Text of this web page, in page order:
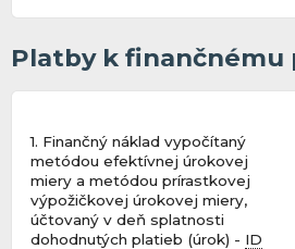
Platby k finančnému
1. Finančný náklad vypočítaný
metódou efektívnej úrokovej
miery a metódou prírastkovej
výpožičkovej úrokovej miery,
účtovaný v deň splatnosti
dohodnutých platieb (úrok) - ID